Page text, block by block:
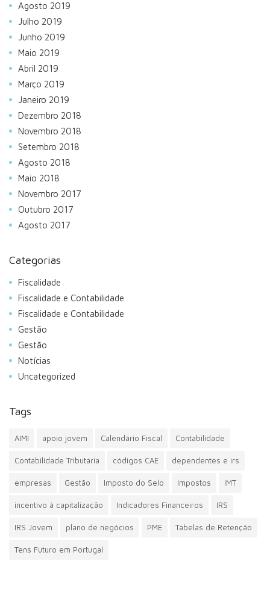
Agosto 2019
Julho 2019
Junho 2019
Maio 2019
Abril 2019
Março 2019
Janeiro 2019
Dezembro 2018
Novembro 2018
Setembro 2018
Agosto 2018
Maio 2018
Novembro 2017
Outubro 2017
Agosto 2017
Categorias
Fiscalidade
Fiscalidade e Contabilidade
Fiscalidade e Contabilidade
Gestão
Gestão
Notícias
Uncategorized
Tags
AIMI apoio jovem Calendário Fiscal Contabilidade
Contabilidade Tributária códigos CAE dependentes e irs
empresas Gestão Imposto do Selo Impostos IMT
incentivo à capitalização Indicadores Financeiros IRS
IRS Jovem plano de negócios PME Tabelas de Retenção
Tens Futuro em Portugal